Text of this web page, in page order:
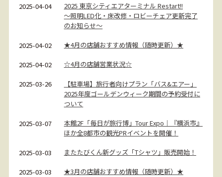
2025-04-04
2025 東京シティエアターミナル Restart!!
～照明LED化・床改修・ロビーチェア更新完了
のお知らせ～
2025-04-02 ★4月の店舗おすすめ情報（随時更新）★
2025-04-02 ☆4月の店舗営業状況☆
2025-03-26
【駐車場】旅行者向けプラン「バス&エアー」
2025年度ゴールデンウィーク期間の予約受付に
ついて
2025-03-07
本館2F「毎日が旅行博」Tour Expo｜『横浜市』
ほか全8都市の観光PRイベントを開催！
2025-03-03 またたびくん新グッズ「Tシャツ」販売開始！
2025-03-03 ★3月の店舗おすすめ情報（随時更新）★